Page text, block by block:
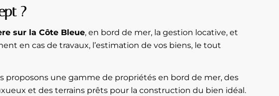
?
sur la Côte Bleue, en bord de mer, la gestion locative, et
en cas de travaux, l’estimation de vos biens, le tout
proposons une gamme de propriétés en bord de mer, des
et des terrains prêts pour la construction du bien idéal.